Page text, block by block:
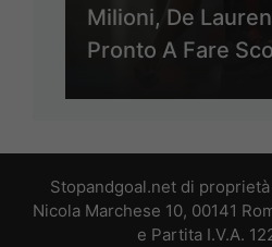
Milioni, De
Pronto A Fare
Stopandgoal.net di
Nicola Marchese 10, 00141
e Partita I.V.A.